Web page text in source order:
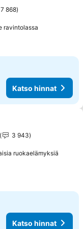
7 868
ravintolassa
Katso hinnat
3 943
ruokaelämyksiä
Katso hinnat